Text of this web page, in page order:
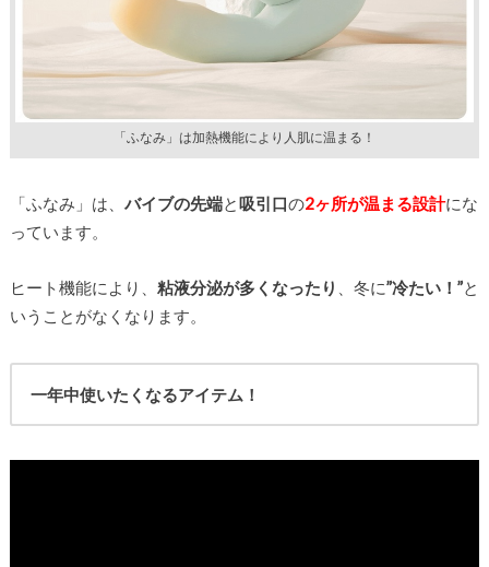
「ふなみ」は加熱機能により人肌に温まる！
「ふなみ」は、 バイブの先端と吸引口の2ヶ所が温まる設計にな
っています。
ヒート機能により、 粘液分泌が多くなったり 、冬に”冷たい！”と
いうことがなくなります。
一年中使いたくなるアイテム！